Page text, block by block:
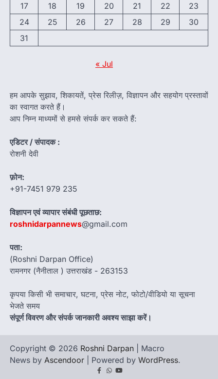
17
18 19 20 21 22
23
24
25 26 27 28 29
30
31
« Jul
हम आपके सुझाव, शिकायतें, प्रेस रिलीज़, विज्ञापन और सहयोग प्रस्तावों
का स्वागत करते हैं।
आप निम्न माध्यमों से हमसे संपर्क कर सकते हैं:
एडिटर / संपादक :
रोशनी देवी
फ़ोन:
+91-7451 979 235
विज्ञापन एवं व्यापार संबंधी पूछताछ:
roshnidarpannews@gmail.com
पता:
(Roshni Darpan Office)
रामनगर (नैनीताल ) उत्तराखंड - 263153
कृपया किसी भी समाचार, घटना, प्रेस नोट, फोटो/वीडियो या सूचना
भेजते समय
संपूर्ण विवरण और संपर्क जानकारी अवश्य साझा करें।
Copyright © 2026 Roshni Darpan | Macro
News by Ascendoor | Powered by WordPress.
Facebook
Whatsapp
youtube